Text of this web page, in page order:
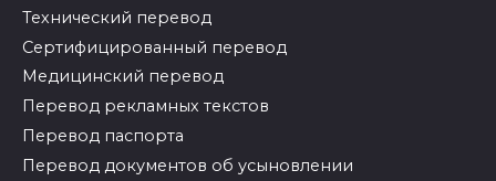
Технический перевод
Сертифицированный перевод
Медицинский перевод
Перевод рекламных текстов
Перевод паспорта
Перевод документов об усыновлении